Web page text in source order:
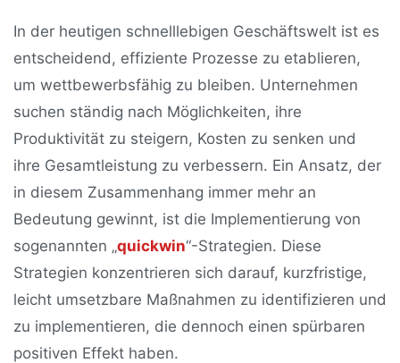
In der heutigen schnelllebigen Geschäftswelt ist es
entscheidend, effiziente Prozesse zu etablieren,
um wettbewerbsfähig zu bleiben. Unternehmen
suchen ständig nach Möglichkeiten, ihre
Produktivität zu steigern, Kosten zu senken und
ihre Gesamtleistung zu verbessern. Ein Ansatz, der
in diesem Zusammenhang immer mehr an
Bedeutung gewinnt, ist die Implementierung von
sogenannten „quickwin“-Strategien. Diese
Strategien konzentrieren sich darauf, kurzfristige,
leicht umsetzbare Maßnahmen zu identifizieren und
zu implementieren, die dennoch einen spürbaren
positiven Effekt haben.